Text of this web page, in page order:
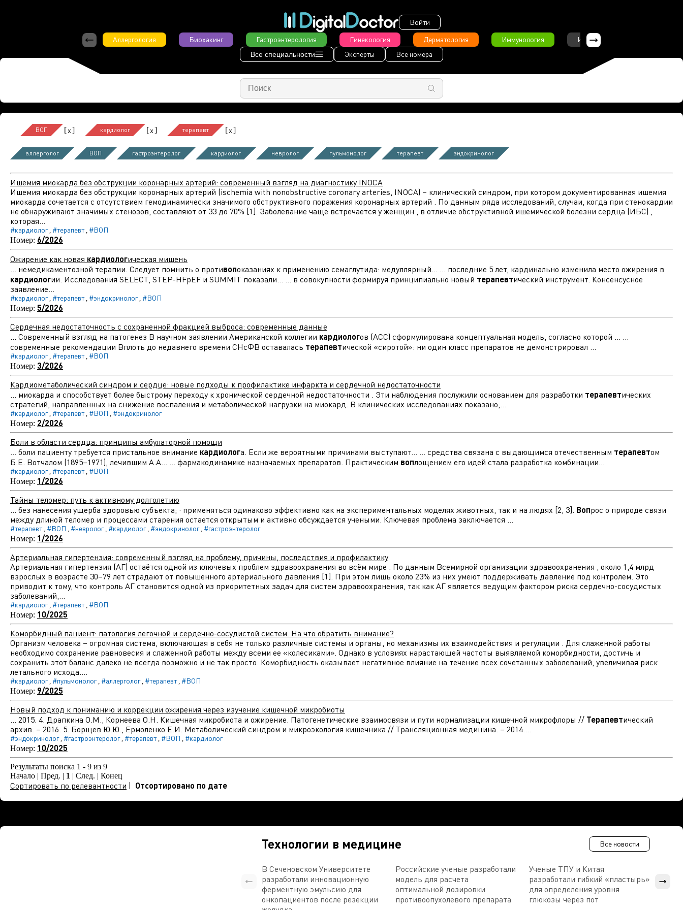
Войти
Аллергология
Биохакинг Гастроэнтерология Гинекология Дерматология Иммунология Интервью
Все специальности Эксперты Все номера
ВОП [x] кардиолог [x] терапевт [x]
аллерголог ВОП гастроэнтеролог кардиолог невролог пульмонолог терапевт эндокринолог
Ишемия миокарда без обструкции коронарных артерий: современный взгляд на диагностику INOCA
Ишемия миокарда без обструкции коронарных артерий (ischemia with nonobstructive coronary arteries, INOCA) – клинический синдром, при котором документированная ишемия
миокарда сочетается с отсутствием гемодинамически значимого обструктивного поражения коронарных артерий . По данным ряда исследований, случаи, когда при стенокардии
не обнаруживают значимых стенозов, составляют от 33 до 70% [1]. Заболевание чаще встречается у женщин , в отличие обструктивной ишемической болезни сердца (ИБС) ,
которая...
#кардиолог, #терапевт, #ВОП
Номер: 6/2026
Ожирение как новая кардиологическая мишень
... немедикаментозной терапии. Следует помнить о противопоказаниях к применению семаглутида: медуллярный... ... последние 5 лет, кардинально изменила место ожирения в
кардиологии. Исследования SELECT, STEP-HFpEF и SUMMIT показали... ... в совокупности формируя принципиально новый терапевтический инструмент. Консенсусное
заявление...
#кардиолог, #терапевт, #эндокринолог, #ВОП
Номер: 5/2026
Сердечная недостаточность с сохраненной фракцией выброса: современные данные
... Современный взгляд на патогенез В научном заявлении Американской коллегии кардиологов (ACC) сформулирована концептуальная модель, согласно которой ... ...
современные рекомендации Вплоть до недавнего времени СНсФВ оставалась терапевтической «сиротой»: ни один класс препаратов не демонстрировал ...
#кардиолог, #терапевт, #ВОП
Номер: 3/2026
Кардиометаболический синдром и сердце: новые подходы к профилактике инфаркта и сердечной недостаточности
... миокарда и способствует более быстрому переходу к хронической сердечной недостаточности . Эти наблюдения послужили основанием для разработки терапевтических
стратегий, направленных на снижение воспаления и метаболической нагрузки на миокард. В клинических исследованиях показано,...
#кардиолог, #терапевт, #ВОП , #эндокринолог
Номер: 2/2026
Боли в области сердца: принципы амбулаторной помощи
... боли пациенту требуется пристальное внимание кардиолога. Если же вероятными причинами выступают... ... средства связана с выдающимся отечественным терапевтом
Б.Е. Вотчалом (1895–1971), лечившим А.А... ... фармакодинамике назначаемых препаратов. Практическим воплощением его идей стала разработка комбинации...
#кардиолог, #терапевт, #ВОП
Номер: 1/2026
Тайны теломер: путь к активному долголетию
... без нанесения ущерба здоровью субъекта; · применяться одинаково эффективно как на экспериментальных моделях животных, так и на людях [2, 3]. Вопрос о природе связи
между длиной теломер и процессами старения остается открытым и активно обсуждается учеными. Ключевая проблема заключается ...
#терапевт, #ВОП , #невролог, #кардиолог, #эндокринолог, #гастроэнтеролог
Номер: 1/2026
Артериальная гипертензия: современный взгляд на проблему, причины, последствия и профилактику
Артериальная гипертензия (АГ) остаётся одной из ключевых проблем здравоохранения во всём мире . По данным Всемирной организации здравоохранения , около 1,4 млрд
взрослых в возрасте 30–79 лет страдают от повышенного артериального давления [1]. При этом лишь около 23% из них умеют поддерживать давление под контролем. Это
приводит к тому, что контроль АГ становится одной из приоритетных задач для систем здравоохранения, так как АГ является ведущим фактором риска сердечно-сосудистых
заболеваний,...
#кардиолог, #терапевт, #ВОП
Номер: 10/2025
Коморбидный пациент: патология легочной и сердечно-сосудистой систем. На что обратить внимание?
Организм человека – огромная система, включающая в себя не только различные системы и органы, но механизмы их взаимодействия и регуляции . Для слаженной работы
необходимо сохранение равновесия и слаженной работы между всеми ее «колесиками». Однако в условиях нарастающей частоты выявляемой коморбидности, достичь и
сохранить этот баланс далеко не всегда возможно и не так просто. Коморбидность оказывает негативное влияние на течение всех сочетанных заболеваний, увеличивая риск
летального исхода....
#кардиолог, #пульмонолог, #аллерголог, #терапевт, #ВОП
Номер: 9/2025
Новый подход к пониманию и коррекции ожирения через изучение кишечной микробиоты
... 2015. 4. Драпкина О.М., Корнеева О.Н. Кишечная микробиота и ожирение. Патогенетические взаимосвязи и пути нормализации кишечной микрофлоры // Терапевтический
архив. – 2016. 5. Борщев Ю.Ю., Ермоленко Е.И. Метаболический синдром и микроэкология кишечника // Трансляционная медицина. – 2014....
#эндокринолог, #гастроэнтеролог, #терапевт, #ВОП , #кардиолог
Номер: 10/2025
Результаты поиска 1 - 9 из 9
Начало | Пред. | 1 | След. | Конец
Сортировать по релевантности Отсортировано по дате
Технологии в медицине Все новости
В Сеченовском Университете
разработали инновационную
ферментную эмульсию для
онкопациентов после резекции
Российские ученые разработали
модель для расчета
оптимальной дозировки
противоопухолевого препарата
Ученые ТПУ и Китая
разработали гибкий «пластырь»
для определения уровня
глюкозы через пот